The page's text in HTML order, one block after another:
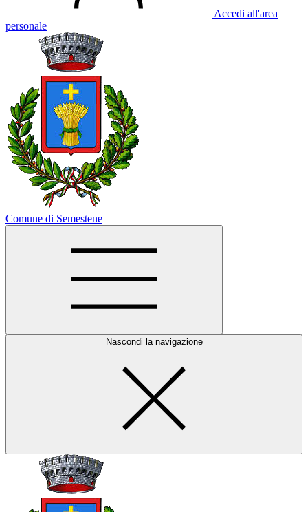
Accedi all'area
personale
Comune di Semestene
Nascondi la navigazione